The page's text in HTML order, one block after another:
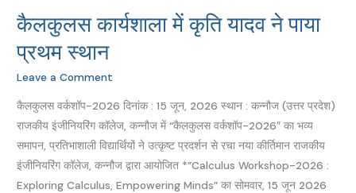
कैलकुलस कार्यशाला में कृति यादव ने पाया
प्रथम स्थान
Leave a Comment
कैलकुलस वर्कशॉप-2026 दिनांक : 15 जून, 2026 स्थान : कन्नौज (उत्तर प्रदेश)
राजकीय इंजीनियरिंग कॉलेज, कन्नौज में “कैलकुलस वर्कशॉप-2026″ का भव्य
समापन, प्रतिभाशाली विद्यार्थियों ने उत्कृष्ट प्रदर्शन से रचा नया कीर्तिमान राजकीय
इंजीनियरिंग कॉलेज, कन्नौज द्वारा आयोजित *”Calculus Workshop-2026 :
Exploring Calculus, Empowering Minds” का सोमवार, 15 जून 2026
कैलकुलस
कार्यशाला
में
कृति
यादव
प्रथम
स्थान